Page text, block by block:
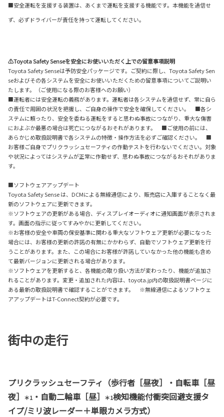
■安全運転を支援する装置は、あくまで運転を支援する機能です。本機能を過信せ
ず、必ずドライバーが責任を持って運転してください。
⚠Toyota Safety Senseを安全にお使いいただく上での留意事項説明
Toyota Safety Senseは予防安全パッケージです。ご契約に際し、Toyota Safety Sen
seおよびその各システムを安全にお使いいただくための留意事項についてご説明い
たします。（ご使用になる際のお客様へのお願い）
■運転者には安全運転の義務があります。運転者は各システムを過信せず、常に自ら
の責任で周囲の状況を把握し、ご自身の操作で安全を確保してください。 ■各シ
ステムに頼ったり、安全を委ねる運転をすると思わぬ事故につながり、重大な傷害
におよぶか最悪の場合は死亡につながるおそれがあります。 ■ご使用の前には、
あらかじめ取扱説明書で各システムの特徴・操作方法を必ずご確認ください。 ■
お客様ご自身でプリクラッシュセーフティの作動テストを行わないでください。対象
や状況によってはシステムが正常に作動せず、思わぬ事故につながるおそれがありま
す。
■ソフトウェアアップデート
Toyota Safety Sense は、DCMによる無線通信により、販売店に入庫することなく最
新のソフトウェアに更新できます。
※ソフトウェアの更新がある場合、ディスプレイオーディオに通知画面が表示されま
す。画面の指示に従ってすみやかに更新してください。
※お客様の安全や車両の保安基準に関わる重大なソフトウェア更新が必要になった
場合には、お客様の更新の許諾の有無にかかわらず、自動でソフトウェア更新を行
うことがあります。また、この場合にお客様が許諾していなかった他の機能も含め
て最新バージョンに更新される場合があります。
※ソフトウェアを更新すると、各機能の取り扱い方法が変わったり、機能が追加さ
れることがあります。変更・追加された内容は、toyota.jp内の取扱説明書ページに
ある最新の取扱説明書で確認することができます。 ※無線通信によるソフトウェ
アアップデートはT-Connect契約が必要です。
街中の走行
プリクラッシュセーフティ（歩行者［昼夜］・自転車［昼
夜］
＊1 ・自動二輪車［昼］ ＊1検知機能付衝突回避支援タ
イプ/ミリ波レーダー＋単眼カメラ方式）